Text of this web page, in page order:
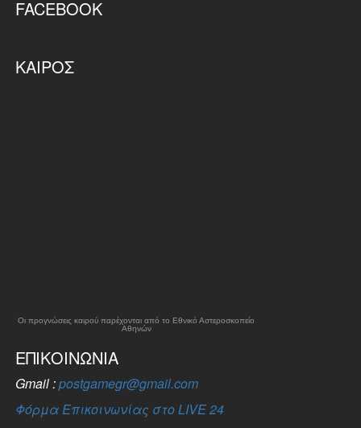
FACEBOOK
ΚΑΙΡΌΣ
Οι προγνώσεις καιρού παρέχονται από το Εθνικό Αστεροσκοπείο
Αθηνών
ΕΠΙΚΟΙΝΩΝΊΑ
Gmail :postgamegr@gmail.com
Φόρμα Επικοινωνίας στο LIVE 24